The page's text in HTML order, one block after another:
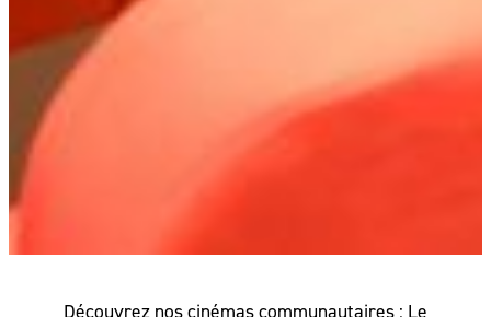
Découvrez nos cinémas communautaires : Le